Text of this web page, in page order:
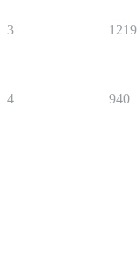
3 1219
4 940